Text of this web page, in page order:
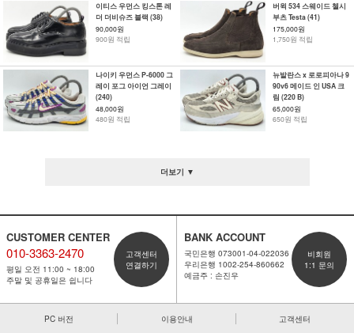
이티스 우먼스 킹스톤 레
더 더비슈즈 블랙 (38)
90,000원
900원 적립
버윅 534 스웨이드 첼시
부츠 Testa (41)
175,000원
1,750원 적립
나이키 우먼스 P-6000 그
레이 포그 아이언 그레이
(240)
48,000원
480원 적립
뉴발란스 x 로로피아나 9
90v6 메이드 인 USA 크
림 (220 B)
65,000원
650원 적립
더보기 ▼
CUSTOMER CENTER
010-3363-2470
평일 오전 11:00 ~ 18:00
주말 및 공휴일은 쉽니다
고객센터
연결하기
BANK ACCOUNT
국민은행 073001-04-022036
우리은행 1002-254-860662
예금주 : 손진우
비회원
1:1 문의
PC 버전 이용안내 고객센터